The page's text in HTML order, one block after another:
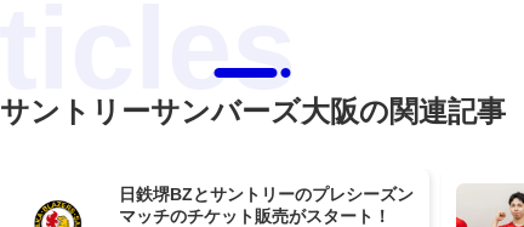
サントリーサンバーズ大阪の関連記事
日鉄堺BZとサントリーのプレシーズン
マッチのチケット販売がスタート！